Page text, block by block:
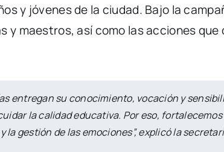
y jóvenes de la ciudad. Bajo la
maestros, así como las acciones
entregan su conocimiento, vocación y
la calidad educativa. Por eso,
gestión de las emociones”, explicó la